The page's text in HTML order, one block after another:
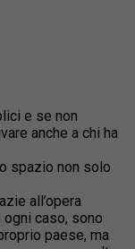
e se non
anche a chi ha
spazio non solo
all’opera
caso, sono
paese, ma